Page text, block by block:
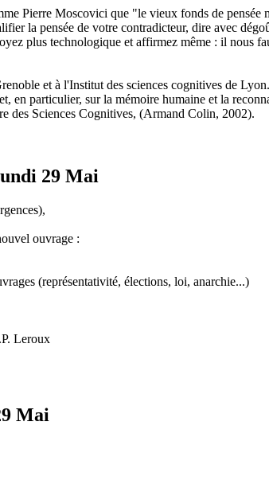
Pierre Moscovici que "le vieux fonds de
la pensée de votre contradicteur, dire avec
plus technologique et affirmez même : il
et à l'Institut des sciences cognitives de
en particulier, sur la mémoire humaine et la
des Sciences Cognitives, (Armand Colin, 2002).
29 Mai
ouvrage :
(représentativité, élections, loi, anarchie...)
Leroux
Mai